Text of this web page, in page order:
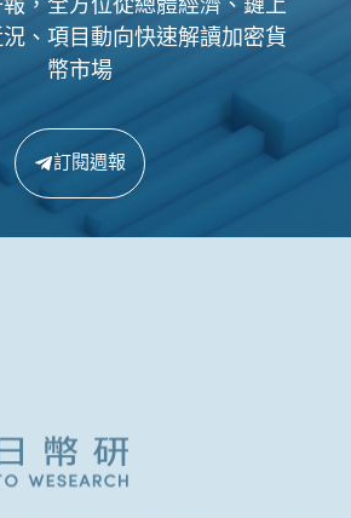
、項目動向快速解讀加密貨
幣市場
訂閱週報